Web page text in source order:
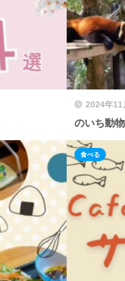
2024年11
のいち動
食べる